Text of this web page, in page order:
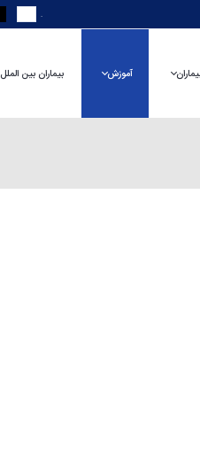
.
بیماران بین الملل آموزش